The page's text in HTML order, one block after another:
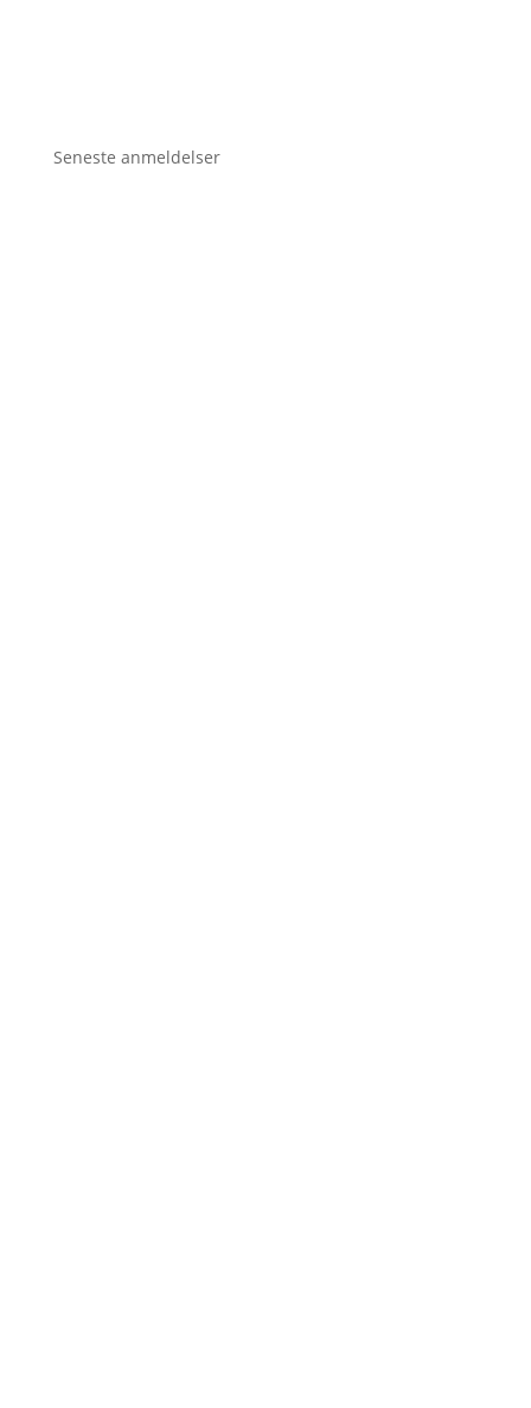
Seneste anmeldelser